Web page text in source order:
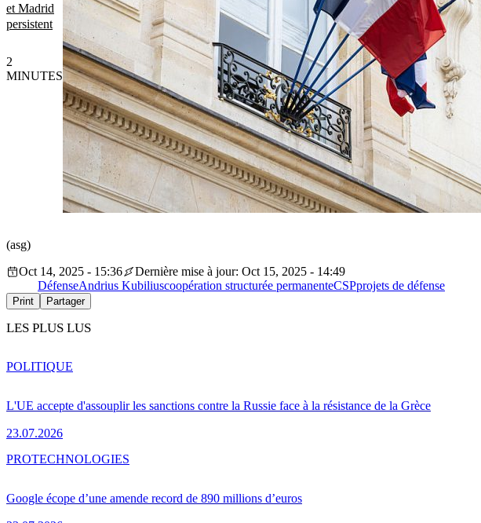
et Madrid
persistent
2
MINUTES
(asg)
Oct 14, 2025 - 15:36
Dernière mise à jour: Oct 15, 2025 - 14:49
DéfenseAndrius Kubiliuscoopération structurée permanenteCSPprojets de défense
Print Partager
LES PLUS LUS
L'UE accepte d'assouplir les sanctions contre la Russie face à la résistance de la Grèce
23.07.2026
POLITIQUE
Google écope d’une amende record de 890 millions d’euros
PROTECHNOLOGIES